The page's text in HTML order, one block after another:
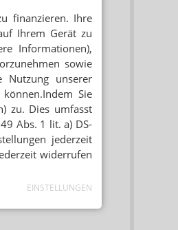
finanzieren. Ihre
Ihrem Gerät zu
Informationen),
sowie
Nutzung unserer
Sie
zu. Dies umfasst
Abs. 1 lit. a) DS-
jederzeit
widerrufen
EINSTELLUNGEN